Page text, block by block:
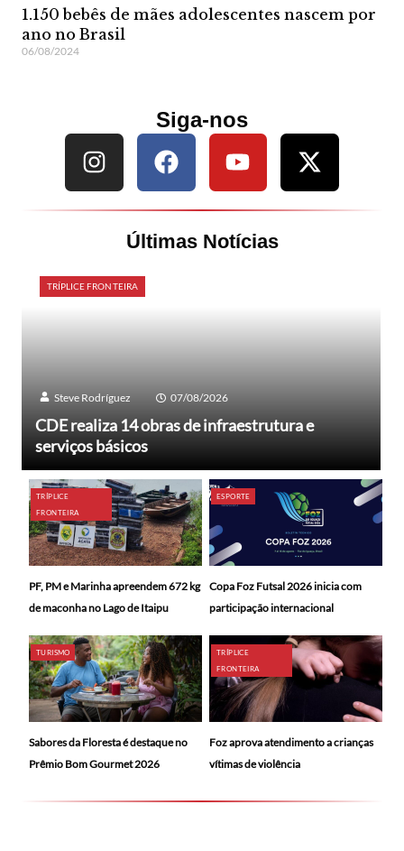
1.150 bebês de mães adolescentes nascem por
ano no Brasil
06/08/2024
Siga-nos
Últimas Notícias
TRÍPLICE FRONTEIRA
Steve Rodríguez 07/08/2026
CDE realiza 14 obras de infraestrutura e
serviços básicos
TRÍPLICE
FRONTEIRA
PF, PM e Marinha apreendem 672 kg
de maconha no Lago de Itaipu
ESPORTE
Copa Foz Futsal 2026 inicia com
participação internacional
TURISMO
Sabores da Floresta é destaque no
Prêmio Bom Gourmet 2026
TRÍPLICE
FRONTEIRA
Foz aprova atendimento a crianças
vítimas de violência